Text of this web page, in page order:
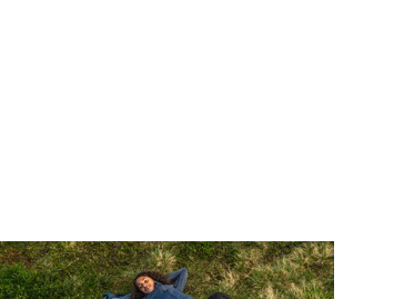
bilbarnstolsadapter för enkelvagn Maxi-Cosi® Black
Svart (selected)